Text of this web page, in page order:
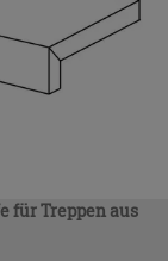
für Treppen aus